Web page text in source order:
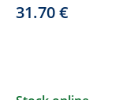
31.70€